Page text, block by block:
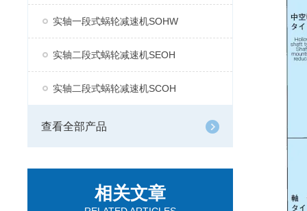
实轴一段式蜗轮减速机SOHW
实轴二段式蜗轮减速机SEOH
实轴二段式蜗轮减速机SCOH
查看全部产品
相关文章